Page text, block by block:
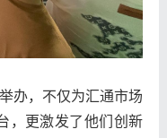
办，不仅为汇通市场
，更激发了他们创新